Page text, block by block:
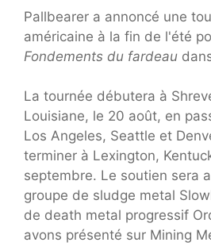
Pallbearer a annoncé une
américaine à la fin de l'été
Fondements du fardeau
La tournée débutera à
Louisiane, le 20 août, en
Los Angeles, Seattle et
terminer à Lexington,
septembre. Le soutien sera
groupe de sludge metal
de death metal progressif
avons présenté sur Mining